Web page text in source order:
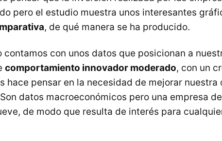
pero el estudio muestra unos interesantes
, de qué manera se ha producido.
contamos con unos datos que posicionan a
comportamiento innovador moderado, con un
hace pensar en la necesidad de mejorar nuestra
datos macroeconómicos pero una empresa
de modo que resulta de interés para